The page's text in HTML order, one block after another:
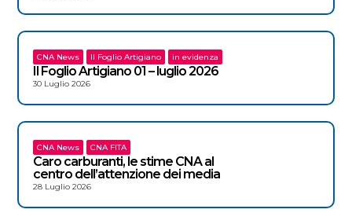
CNA News Il Foglio Artigiano in evidenza
Il Foglio Artigiano 01 – luglio 2026
30 Luglio 2026
CNA News CNA FITA
Caro carburanti, le stime CNA al
centro dell’attenzione dei media
28 Luglio 2026